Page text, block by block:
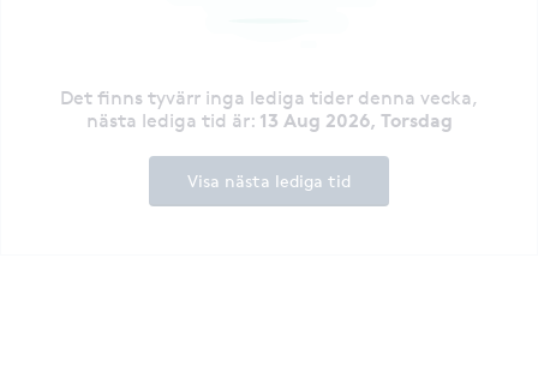
Det finns tyvärr inga lediga tider denna vecka,
nästa lediga tid är: 13 Aug 2026, Torsdag
Visa nästa lediga tid